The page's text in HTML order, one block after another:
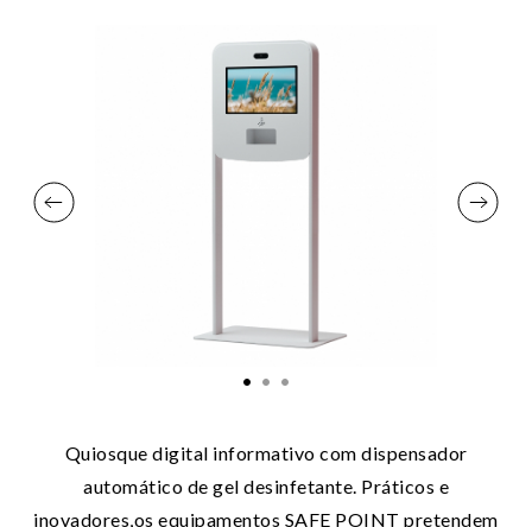
Quiosque digital informativo com dispensador
automático de gel desinfetante. Práticos e
inovadores,os equipamentos SAFE POINT pretendem